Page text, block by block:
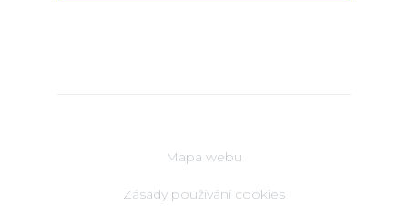
Mapa webu
Zásady používání cookies